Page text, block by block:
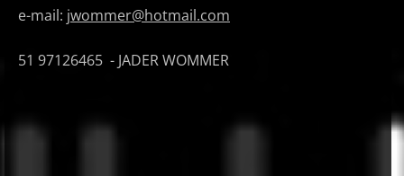
e-mail: jwommer@hotmail.com
51 97126465 - JADER WOMMER